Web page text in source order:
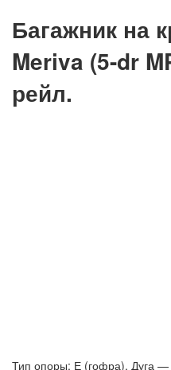
Багажник на
Meriva (5-dr
рейл.
Тип опоры: Е (гофра). Дуга